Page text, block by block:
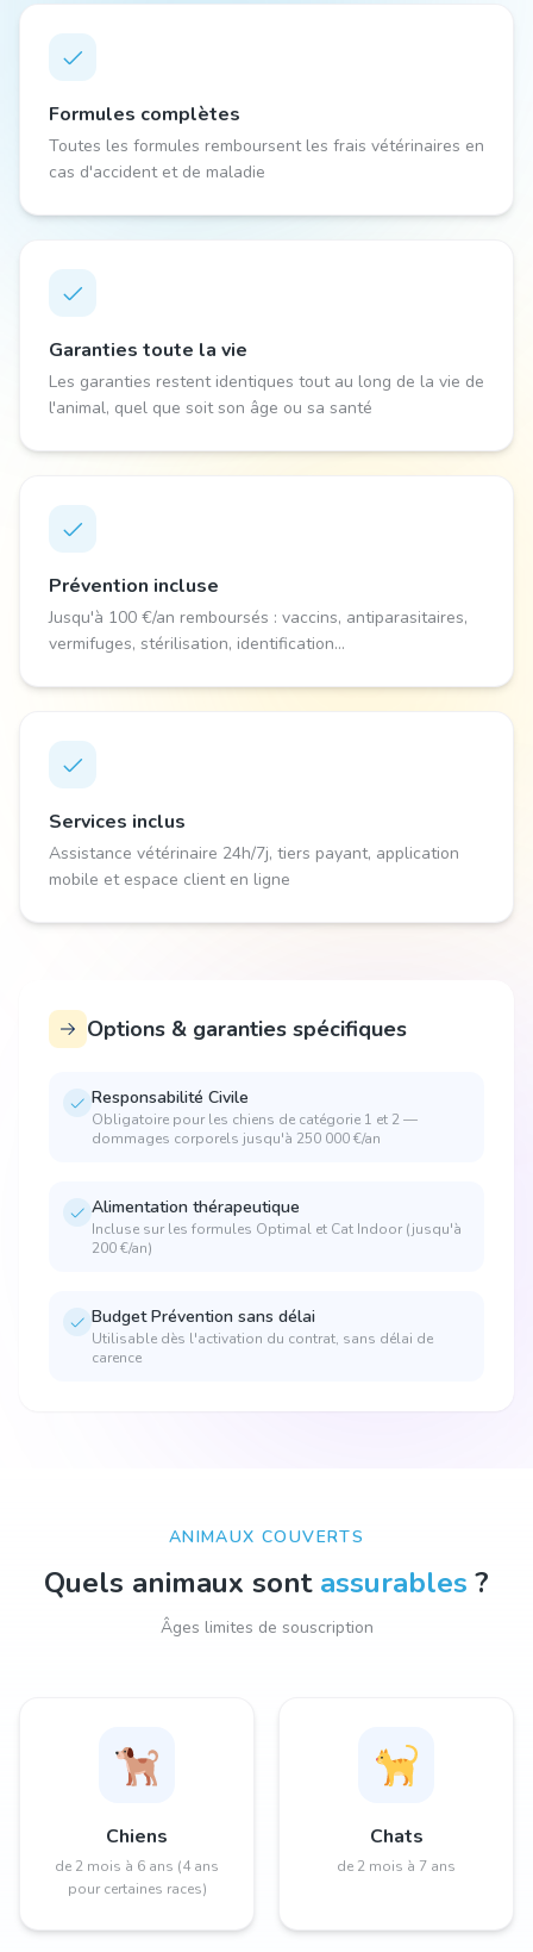
Formules complètes
Toutes les formules remboursent les frais vétérinaires en
cas d'accident et de maladie
Garanties toute la vie
Les garanties restent identiques tout au long de la vie de
l'animal, quel que soit son âge ou sa santé
Prévention incluse
Jusqu'à 100 €/an remboursés : vaccins, antiparasitaires,
vermifuges, stérilisation, identification...
Services inclus
Assistance vétérinaire 24h/7j, tiers payant, application
mobile et espace client en ligne
Options & garanties spécifiques
Responsabilité Civile
Obligatoire pour les chiens de catégorie 1 et 2 —
dommages corporels jusqu'à 250 000 €/an
Alimentation thérapeutique
Incluse sur les formules Optimal et Cat Indoor (jusqu'à
200 €/an)
Budget Prévention sans délai
Utilisable dès l'activation du contrat, sans délai de
carence
ANIMAUX COUVERTS
Quels animaux sont assurables ?
Âges limites de souscription
Chiens
de 2 mois à 6 ans (4 ans
pour certaines races)
Chats
de 2 mois à 7 ans